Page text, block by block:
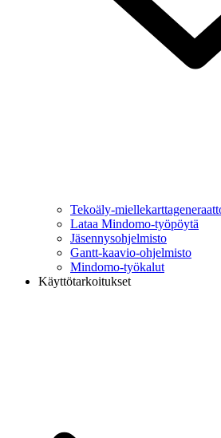
Tekoäly-
Lataa Mindomo-työpöytä
Jäsennysohjelmisto
Gantt-kaavio-ohjelmisto
Mindomo-työkalut
Käyttötarkoitukset